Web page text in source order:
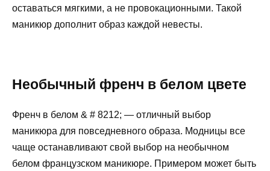
оставаться мягкими, а не провокационными. Такой
маникюр дополнит образ каждой невесты.
Необычный френч в белом цвете
Френч в белом & # 8212; — отличный выбор
маникюра для повседневного образа. Модницы все
чаще останавливают свой выбор на необычном
белом французском маникюре. Примером может быть